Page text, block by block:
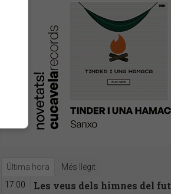
Última hora Més llegit
17:00
Les veus dels himnes del